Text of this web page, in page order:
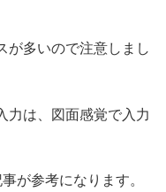
が多いので注意しまし
力は、図面感覚で入力
が参考になります。